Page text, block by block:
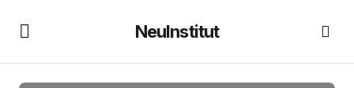
NeuInstitut